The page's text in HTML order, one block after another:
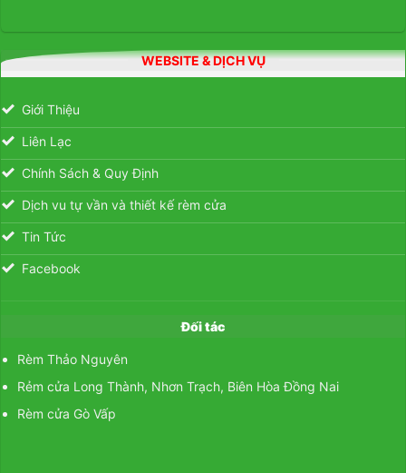
WEBSITE & DỊCH VỤ
Giới Thiệu
Liên Lạc
Chính Sách & Quy Định
Dịch vu tự vần và thiết kế rèm cửa
Tin Tức
Facebook
Đối tác
Rèm Thảo Nguyên
Rẻm cửa Long Thành, Nhơn Trạch, Biên Hòa Đồng Nai
Rèm cửa Gò Vấp